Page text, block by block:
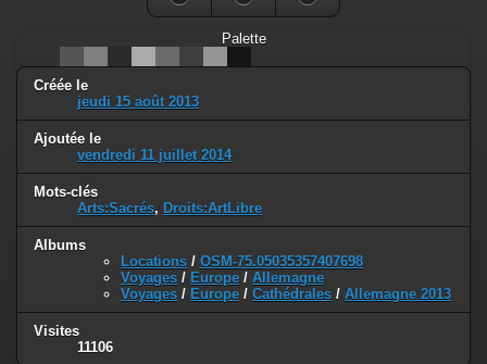
Palette
Créée le
jeudi 15 août 2013
Ajoutée le
vendredi 11 juillet 2014
Mots-clés
Arts:Sacrés, Droits:ArtLibre
Albums
Locations / OSM-75.05035357407698
Voyages / Europe / Allemagne
Voyages / Europe / Cathédrales / Allemagne 2013
Visites
11106